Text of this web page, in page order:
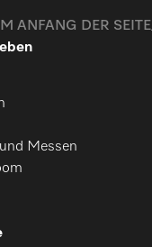
ANFANG DER SEITE
Messen